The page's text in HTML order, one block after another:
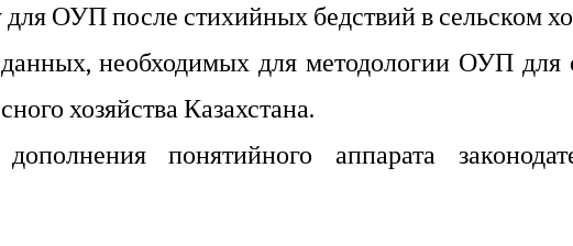
ОУП после стихийных бедствий в сельском
необходимых для методологии ОУП для
хозяйства Казахстана.
понятийного аппарата